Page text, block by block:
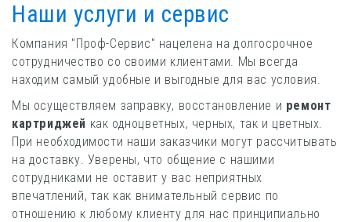
Наши услуги и сервис
Компания "Проф-Сервис" нацелена на долгосрочное
сотрудничество со своими клиентами. Мы всегда
находим самый удобные и выгодные для вас условия.
Мы осуществляем заправку, восстановление и ремонт
картриджей как одноцветных, черных, так и цветных.
При необходимости наши заказчики могут рассчитывать
на доставку. Уверены, что общение с нашими
сотрудниками не оставит у вас неприятных
впечатлений, так как внимательный сервис по
отношению к любому клиенту для нас принципиально